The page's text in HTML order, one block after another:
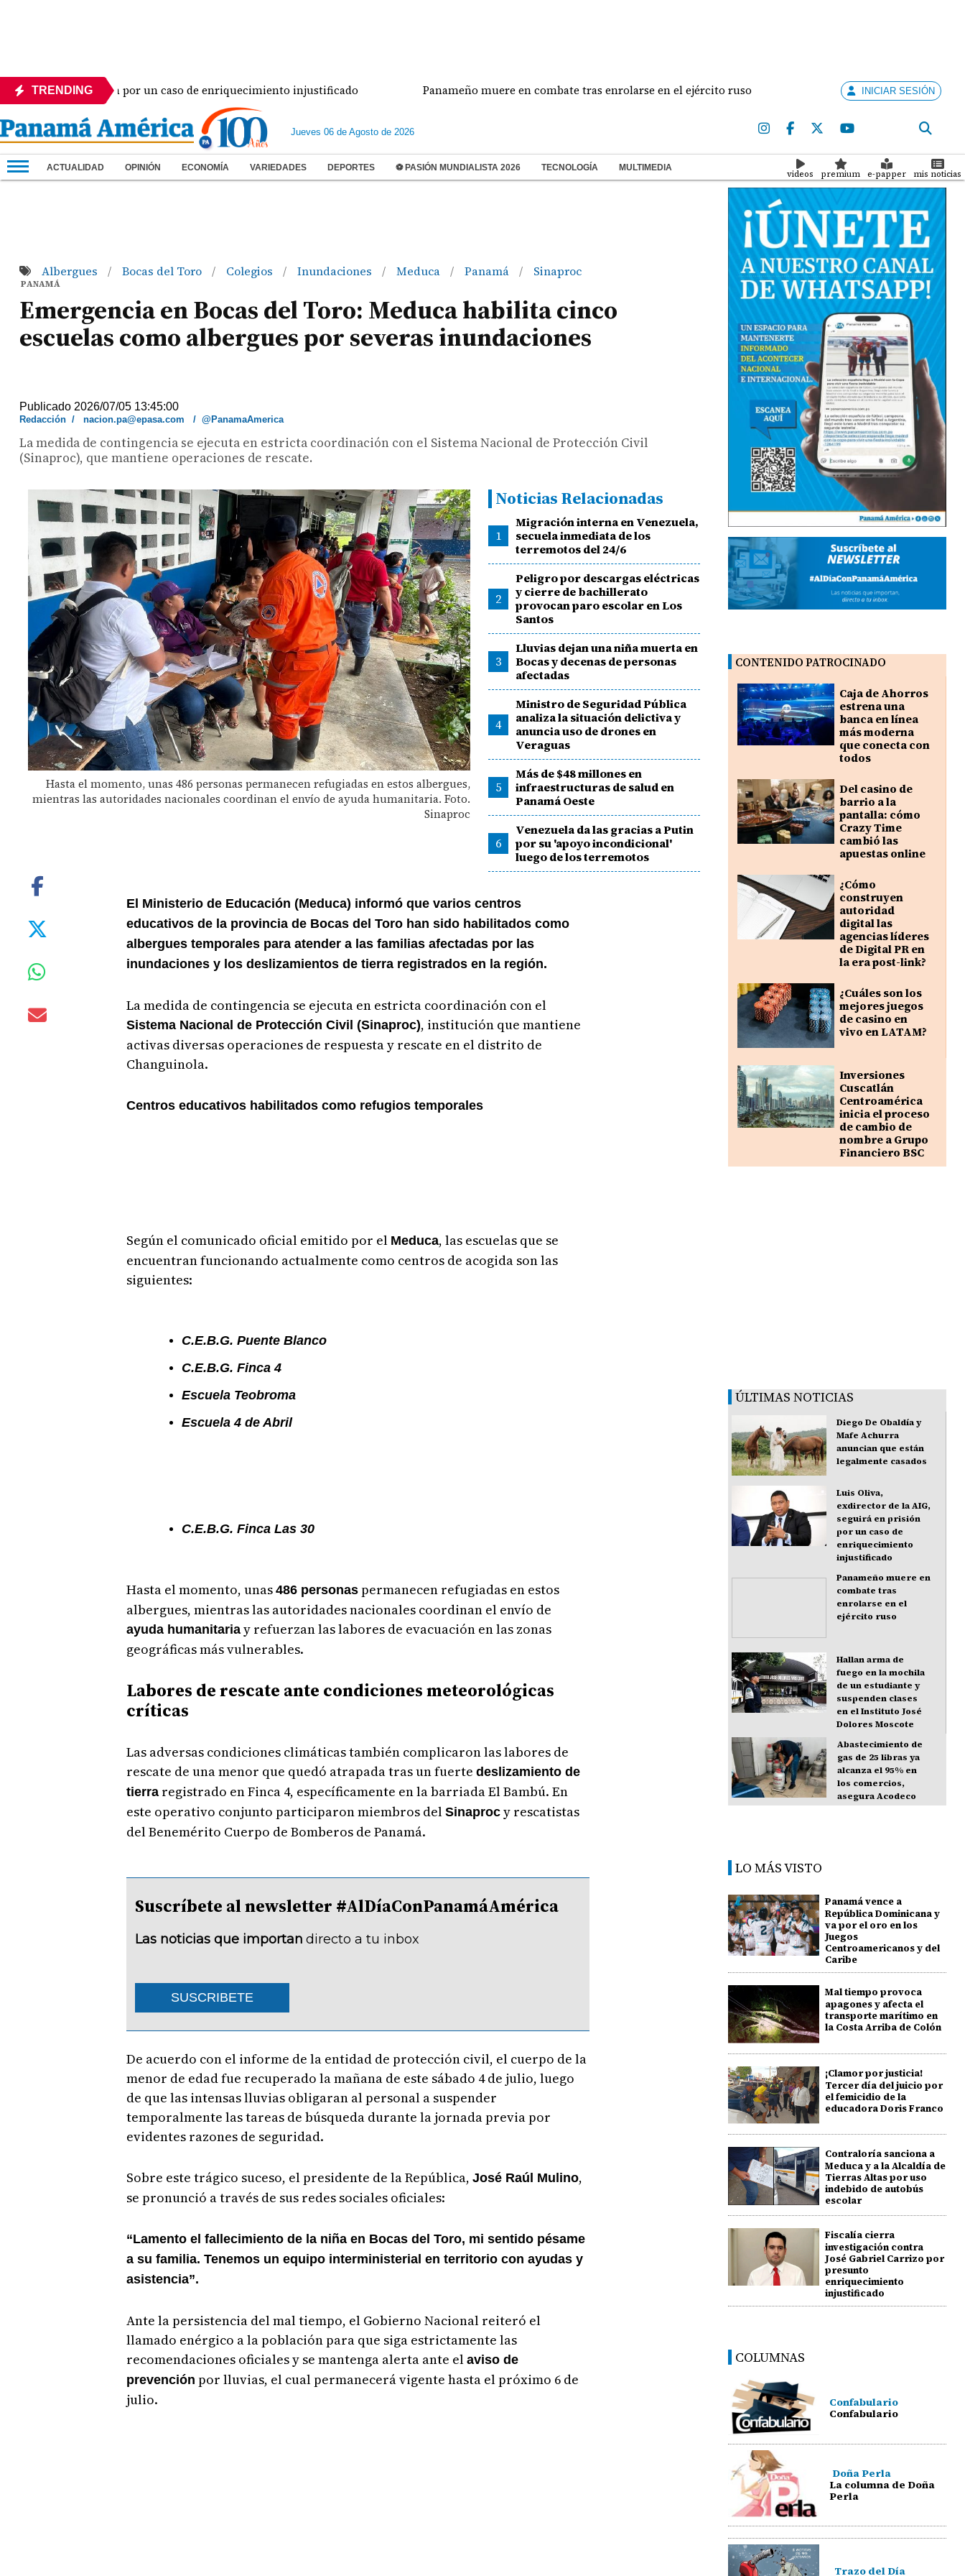
TRENDING
en prisión por un caso de enriquecimiento injustificado Panameño muere en combate tras enrolarse en el ejército ruso Hallan arma de fuego en la
INICIAR SESIÓN
Jueves 06 de Agosto de 2026
ACTUALIDAD OPINIÓN ECONOMÍA VARIEDADES DEPORTES ⚽ PASIÓN MUNDIALISTA 2026 TECNOLOGÍA MULTIMEDIA
videos premium e-papper mis noticias
Albergues / Bocas del Toro / Colegios / Inundaciones / Meduca / Panamá / Sinaproc
PANAMÁ
Emergencia en Bocas del Toro: Meduca habilita cinco
escuelas como albergues por severas inundaciones
Publicado 2026/07/05 13:45:00
Redacción / nacion.pa@epasa.com /@PanamaAmerica
La medida de contingencia se ejecuta en estricta coordinación con el Sistema Nacional de Protección Civil
(Sinaproc), que mantiene operaciones de rescate.
Hasta el momento, unas 486 personas permanecen refugiadas en estos albergues,
mientras las autoridades nacionales coordinan el envío de ayuda humanitaria. Foto.
Sinaproc
Noticias Relacionadas
1
Migración interna en Venezuela,
secuela inmediata de los
terremotos del 24/6
2
Peligro por descargas eléctricas
y cierre de bachillerato
provocan paro escolar en Los
Santos
3
Lluvias dejan una niña muerta en
Bocas y decenas de personas
afectadas
4
Ministro de Seguridad Pública
analiza la situación delictiva y
anuncia uso de drones en
Veraguas
5
Más de $48 millones en
infraestructuras de salud en
Panamá Oeste
6
Venezuela da las gracias a Putin
por su 'apoyo incondicional'
luego de los terremotos
El Ministerio de Educación (Meduca) informó que varios centros
educativos de la provincia de Bocas del Toro han sido habilitados como
albergues temporales para atender a las familias afectadas por las
inundaciones y los deslizamientos de tierra registrados en la región.
La medida de contingencia se ejecuta en estricta coordinación con el
Sistema Nacional de Protección Civil (Sinaproc), institución que mantiene
activas diversas operaciones de respuesta y rescate en el distrito de
Changuinola.
Centros educativos habilitados como refugios temporales
Según el comunicado oficial emitido por el Meduca, las escuelas que se
encuentran funcionando actualmente como centros de acogida son las
siguientes:
C.E.B.G. Puente Blanco
C.E.B.G. Finca 4
Escuela Teobroma
Escuela 4 de Abril
C.E.B.G. Finca Las 30
Hasta el momento, unas 486 personaspermanecen refugiadas en estos
albergues, mientras las autoridades nacionales coordinan el envío de
ayuda humanitariay refuerzan las labores de evacuación en las zonas
geográficas más vulnerables.
Labores de rescate ante condiciones meteorológicas
críticas
Las adversas condiciones climáticas también complicaron las labores de
rescate de una menor que quedó atrapada tras un fuerte deslizamiento de
tierraregistrado en Finca 4, específicamente en la barriada El Bambú. En
este operativo conjunto participaron miembros del Sinaprocy rescatistas
del Benemérito Cuerpo de Bomberos de Panamá.
Suscríbete al newsletter #AlDíaConPanamáAmérica
Las noticias que importan directo a tu inbox
SUSCRIBETE
De acuerdo con el informe de la entidad de protección civil, el cuerpo de la
menor de edad fue recuperado la mañana de este sábado 4 de julio, luego
de que las intensas lluvias obligaran al personal a suspender
temporalmente las tareas de búsqueda durante la jornada previa por
evidentes razones de seguridad.
Sobre este trágico suceso, el presidente de la República, José Raúl Mulino,
se pronunció a través de sus redes sociales oficiales:
“Lamento el fallecimiento de la niña en Bocas del Toro, mi sentido pésame
a su familia. Tenemos un equipo interministerial en territorio con ayudas y
asistencia”.
Ante la persistencia del mal tiempo, el Gobierno Nacional reiteró el
llamado enérgico a la población para que siga estrictamente las
recomendaciones oficiales y se mantenga alerta ante el aviso de
prevención por lluvias, el cual permanecerá vigente hasta el próximo 6 de
julio.
CONTENIDO PATROCINADO
Caja de Ahorros
estrena una
banca en línea
más moderna
que conecta con
todos
Del casino de
barrio a la
pantalla: cómo
Crazy Time
cambió las
apuestas online
¿Cómo
construyen
autoridad
digital las
agencias líderes
de Digital PR en
la era post-link?
¿Cuáles son los
mejores juegos
de casino en
vivo en LATAM?
Inversiones
Cuscatlán
Centroamérica
inicia el proceso
de cambio de
nombre a Grupo
Financiero BSC
ÚLTIMAS NOTICIAS
Diego De Obaldía y
Mafe Achurra
anuncian que están
legalmente casados
Luis Oliva,
exdirector de la AIG,
seguirá en prisión
por un caso de
enriquecimiento
injustificado
Panameño muere en
combate tras
enrolarse en el
ejército ruso
Hallan arma de
fuego en la mochila
de un estudiante y
suspenden clases
en el Instituto José
Dolores Moscote
Abastecimiento de
gas de 25 libras ya
alcanza el 95% en
los comercios,
asegura Acodeco
LO MÁS VISTO
Panamá vence a
República Dominicana y
va por el oro en los
Juegos
Centroamericanos y del
Caribe
Mal tiempo provoca
apagones y afecta el
transporte marítimo en
la Costa Arriba de Colón
¡Clamor por justicia!
Tercer día del juicio por
el femicidio de la
educadora Doris Franco
Contraloría sanciona a
Meduca y a la Alcaldía de
Tierras Altas por uso
indebido de autobús
escolar
Fiscalía cierra
investigación contra
José Gabriel Carrizo por
presunto
enriquecimiento
injustificado
COLUMNAS
Confabulario
Confabulario
Doña Perla
La columna de Doña
Perla
Trazo del Día